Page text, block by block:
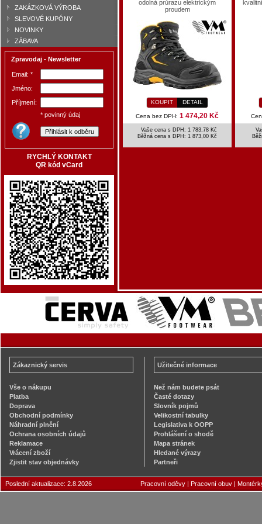
ZAKÁZKOVÁ VÝROBA
SLEVOVÉ KUPÓNY
NOVINKY
ZÁBAVA
Zpravodaj - Newsletter
Email: *
Jméno:
Příjmení:
* povinný údaj
RYCHLÝ KONTAKT
QR kód vCard
odolná průrazu elektrickým
proudem
KOUPIT DETAIL
Cena bez DPH: 1 474,20 Kč
Vaše cena s DPH: 1 783,78 Kč
Běžná cena s DPH: 1 873,00 Kč
Zákaznický servis
Vše o nákupu
Platba
Doprava
Obchodní podmínky
Náhradní plnění
Ochrana osobních údajů
Reklamace
Vrácení zboží
Zjistit stav objednávky
Užitečné informace
Než nám budete psát
Časté dotazy
Slovník pojmů
Velikostní tabulky
Legislativa k OOPP
Prohlášení o shodě
Mapa stránek
Hledané výrazy
Partneři
Poslední aktualizace: 2.8.2026 Pracovní oděvy | Pracovní obuv |